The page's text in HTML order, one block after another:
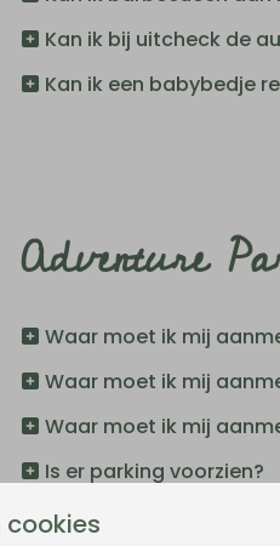
Kan ik bij uitcheck de
Kan ik een babybedje
Adventure
Waar moet ik mij
Waar moet ik mij
Waar moet ik mij
Is er parking voorzien?
Wanneer is het